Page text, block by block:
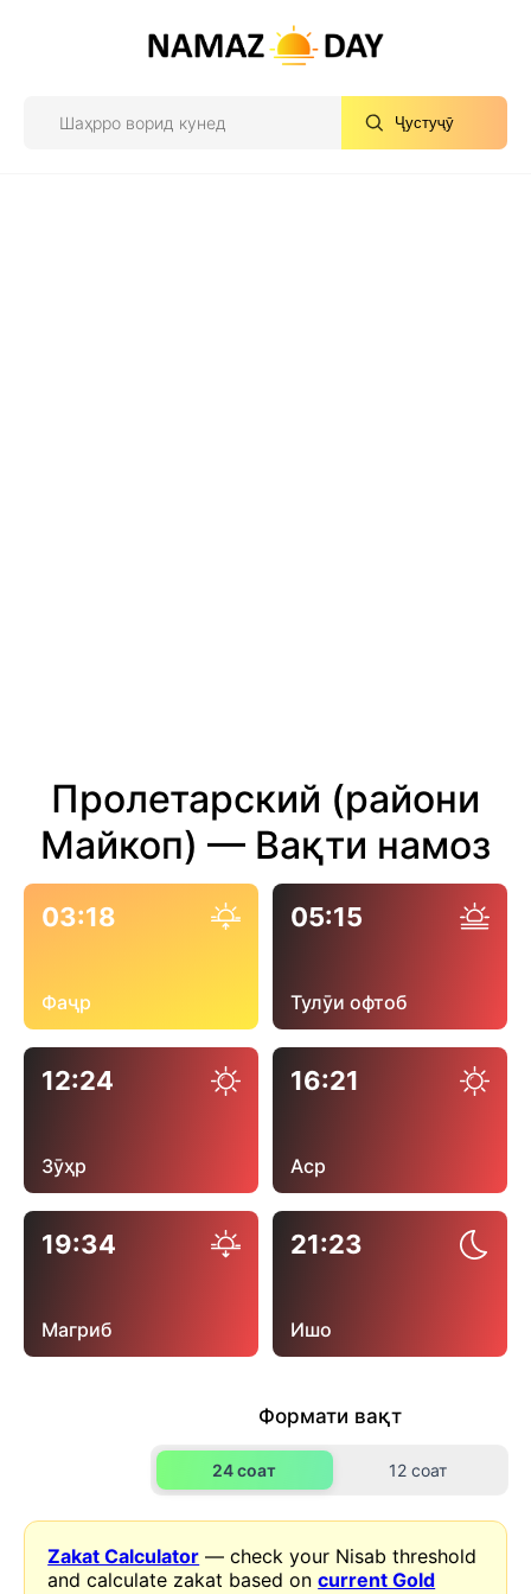
Ҷустуҷӯ
Пролетарский (райони
Майкоп) — Вақти намоз
03:18
Фаҷр
05:15
Тулӯи офтоб
12:24
Зӯҳр
16:21
Аср
19:34
Магриб
21:23
Ишо
Формати вақт
24 соат 12 соат
Zakat Calculator — check your Nisab threshold
and calculate zakat based oncurrent Gold